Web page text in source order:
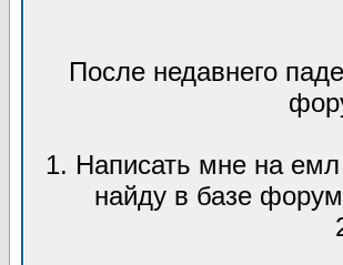
После недавнего
1. Написать мне на емл
найду в базе